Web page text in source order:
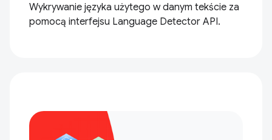
Wykrywanie języka użytego w danym tekście za
pomocą interfejsu Language Detector API.